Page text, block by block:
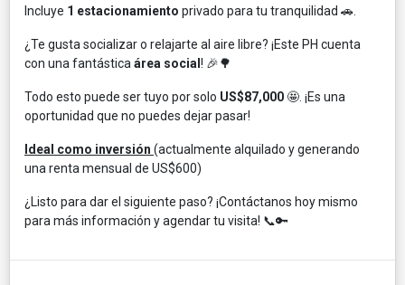
Incluye 1 estacionamiento privado para tu tranquilidad 🚗.
¿Te gusta socializar o relajarte al aire libre? ¡Este PH cuenta
con una fantástica área social ! 🎉🌳
Todo esto puede ser tuyo por solo US$87,000🤩. ¡Es una
oportunidad que no puedes dejar pasar!
Ideal como inversión (actualmente alquilado y generando
una renta mensual de US$600)
¿Listo para dar el siguiente paso? ¡Contáctanos hoy mismo
para más información y agendar tu visita! 📞🔑